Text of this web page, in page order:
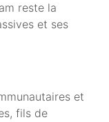
reste la
et ses
et
fils de